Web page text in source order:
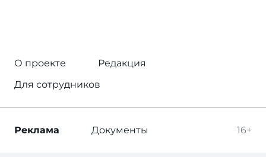
О проекте
Редакция
Для сотрудников
16+
Реклама Документы